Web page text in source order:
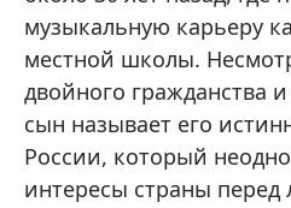
музыкальную карьеру
местной школы.
двойного гражданства
сын называет его
России, который
интересы страны